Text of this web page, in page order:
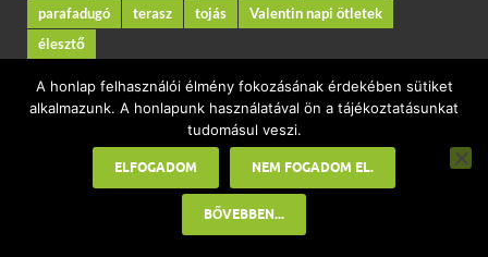
parafadugó
terasz tojás
Valentin napi ötletek
élesztő
Kerekesi Éva SEO szakember
A honlap felhasználói élmény fokozásának érdekében sütiket
alkalmazunk. A honlapunk használatával ön a tájékoztatásunkat
tudomásul veszi.
ELFOGADOM NEM FOGADOM EL.
BŐVEBBEN...